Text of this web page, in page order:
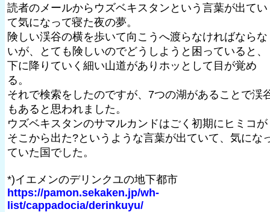
読者のメールからウズベキスタンという言葉が出てい
て気になって寝た夜の夢。
険しい渓谷の横を歩いて向こうへ渡らなければならな
いが、とても険しいのでどうしようと困っていると、
下に降りていく細い山道がありホッとして目が覚め
る。
それで検索をしたのですが、7つの湖があることで渓
もあると思われました。
ウズベキスタンのサマルカンドはごく初期にヒミコが
そこから出た?というような言葉が出ていて、気にな
ていた国でした。
*)イエメンのデリンクユの地下都市
https://pamon.sekaken.jp/wh-
list/cappadocia/derinkuyu/